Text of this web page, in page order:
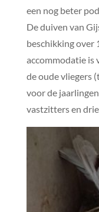
een nog beter
De duiven van
beschikking over
accommodatie is
de oude vliegers
voor de
vastzitters en